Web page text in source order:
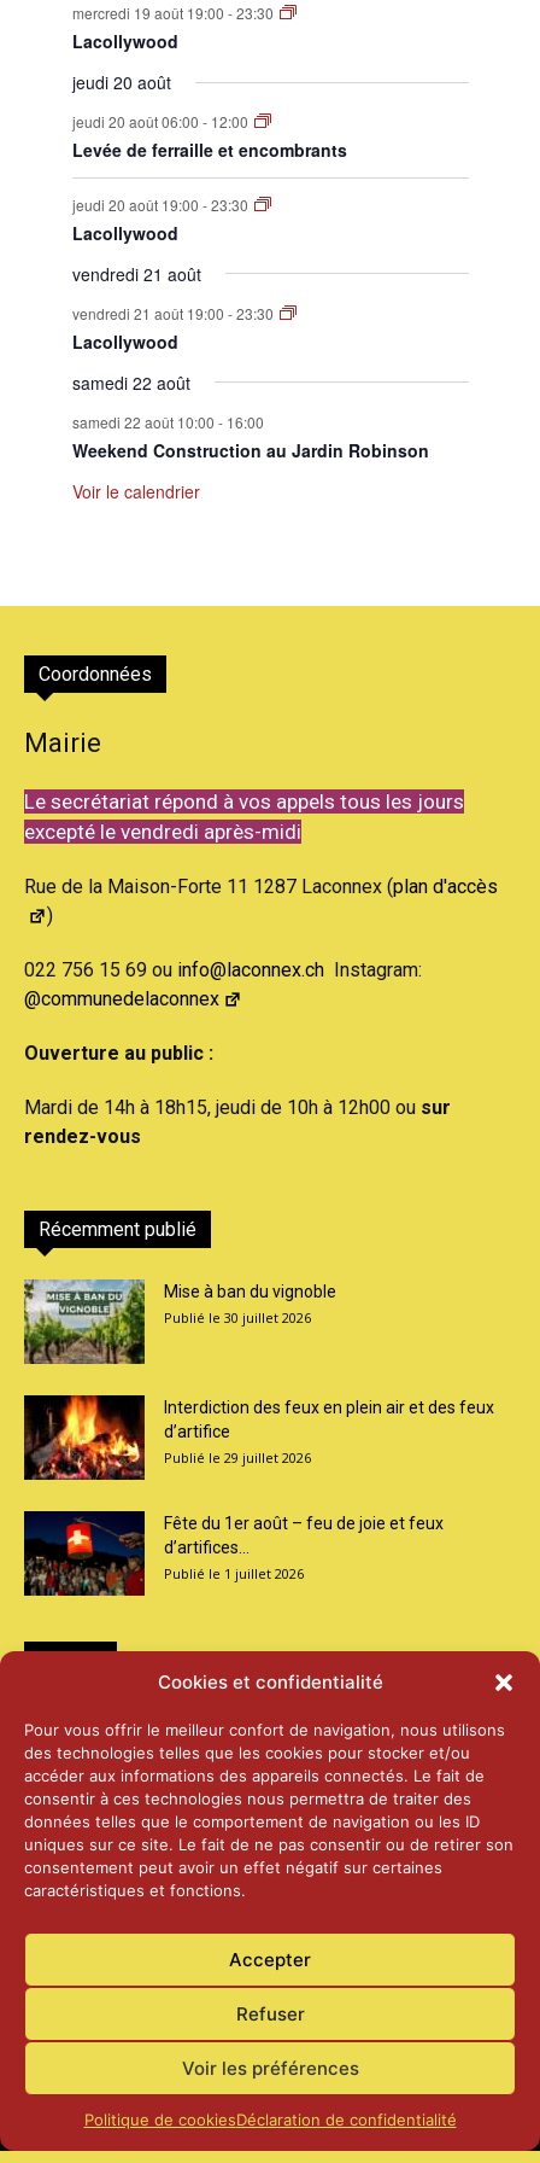
Cookies et confidentialité
Pour vous offrir le meilleur confort de navigation, nous utilisons
des technologies telles que les cookies pour stocker et/ou
accéder aux informations des appareils connectés. Le fait de
consentir à ces technologies nous permettra de traiter des
données telles que le comportement de navigation ou les ID
uniques sur ce site. Le fait de ne pas consentir ou de retirer son
consentement peut avoir un effet négatif sur certaines
caractéristiques et fonctions.
Accepter
Refuser
Voir les préférences
Politique de cookiesDéclaration de confidentialité
mercredi 19 août 19:00 -23:30
Lacollywood
jeudi 20 août
jeudi 20 août 06:00 - 12:00
Levée de ferraille et encombrants
jeudi 20 août 19:00 -23:30
Lacollywood
vendredi 21 août
vendredi 21 août 19:00 -23:30
Lacollywood
samedi 22 août
samedi 22 août 10:00 - 16:00
Weekend Construction au Jardin Robinson
Voir le calendrier
Coordonnées
Mairie
Le secrétariat répond à vos appels tous les jours
excepté le vendredi après-midi
Rue de la Maison-Forte 11 1287 Laconnex (plan d'accès
)
022 756 15 69 ou info@laconnex.ch Instagram:
@communedelaconnex
Ouverture au public :
Mardi de 14h à 18h15, jeudi de 10h à 12h00 ou sur
rendez-vous
Récemment publié
Mise à ban du vignoble
30 juillet 2026
Interdiction des feux en plein air et des feux
d’artifice
29 juillet 2026
Fête du 1er août – feu de joie et feux
d’artifices...
1 juillet 2026
2026 – Laiterie d’Orsières et Abbaye de St-
Maurice
25 juin 2026
2025 – Palais Fédéral – Berne
25 juin 2026
Aînés – Noël 2024
Accueil Actualités Contact Confidentialité